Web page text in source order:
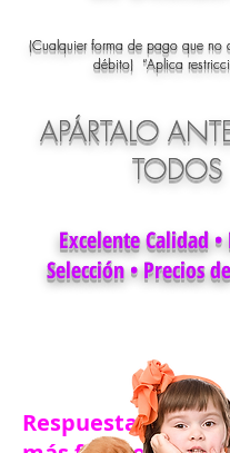
(Cualquier forma de pago que no
débito) “Aplica
APÁRTALO
TODOS
Excelente Calidad •
Selección • Precios
Respuestas a las